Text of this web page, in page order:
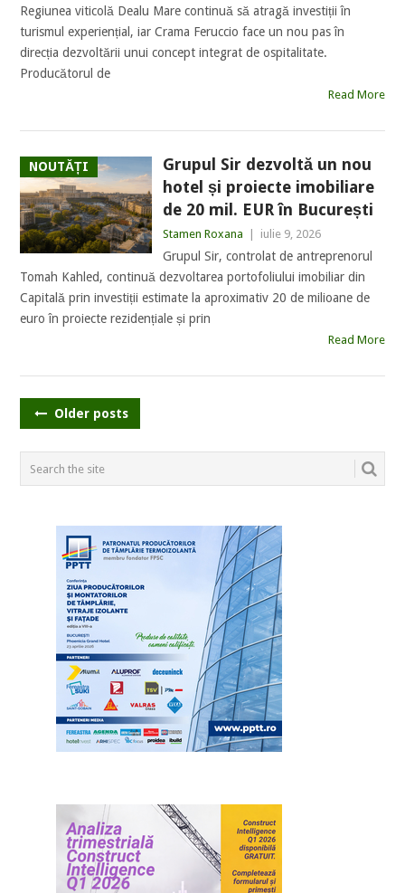
Regiunea viticolă Dealu Mare continuă să atragă investiții în
turismul experiențial, iar Crama Feruccio face un nou pas în
direcția dezvoltării unui concept integrat de ospitalitate.
Producătorul de
Read More
NOUTĂȚI
Grupul Sir dezvoltă un nou
hotel și proiecte imobiliare
de 20 mil. EUR în București
Stamen Roxana iulie 9, 2026
Grupul Sir, controlat de antreprenorul
Tomah Kahled, continuă dezvoltarea portofoliului imobiliar din
Capitală prin investiții estimate la aproximativ 20 de milioane de
euro în proiecte rezidențiale și prin
Read More
POSTS
Older posts